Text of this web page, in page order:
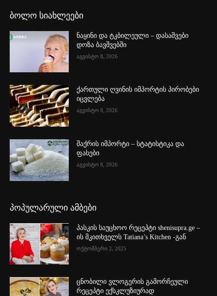
ბოლო სიახლეები
ნაყინი და ტკბილეული – დასაშვები
დოზა ბავშვებში
აგვისტო 8, 2026
ქართული ღვინის იმპორტის პირობები
იცვლება
აგვისტო 8, 2026
შაქრის იმპორტი – სტატისტიკა და
ფასები
აგვისტო 8, 2026
პოპულარული ამბები
პასკის საუცხოო რეცეპტი shenisupra.ge –
ის მკითხველს Tatiana’s Kitchen -გან
ოქტომბერი 2, 2025
ცნობილი ვლოგერის გამორჩეული
რეცეპტი ექსკლუზიურად